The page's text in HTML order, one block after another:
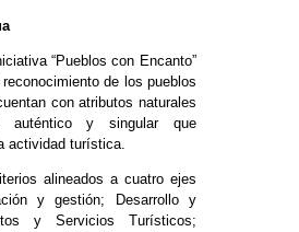
“Pueblos con Encanto”
de los pueblos
con atributos naturales
auténtico y singular que
actividad turística.
alineados a cuatro ejes
y gestión; Desarrollo y
y Servicios Turísticos;